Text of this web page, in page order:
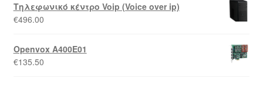
Τηλεφωνικό κέντρο Voip (Voice over ip)
€496.00
Openvox A400E01
€135.50